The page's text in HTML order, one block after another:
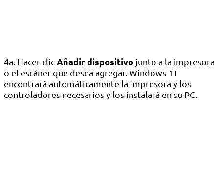
4a. Hacer clicAñadir dispositivo junto a la impresora
o el escáner que desea agregar. Windows 11
encontrará automáticamente la impresora y los
controladores necesarios y los instalará en su PC.